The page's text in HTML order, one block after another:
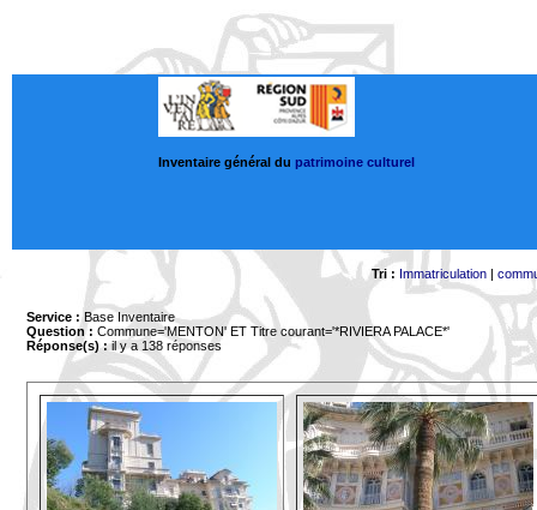
Inventaire général du patrimoine culturel
Tri : Immatriculation|
Service : Base Inventaire
Question : Commune='MENTON' ET Titre courant='*RIVIERA PALACE*'
Réponse(s) :il y a 138 réponses